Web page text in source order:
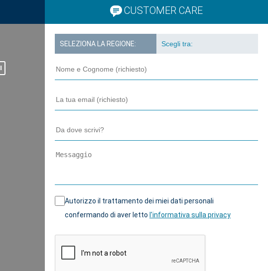
CUSTOMER CARE
SELEZIONA LA REGIONE:
Autorizzo il trattamento dei miei dati personali
confermando di aver letto l'informativa sulla privacy